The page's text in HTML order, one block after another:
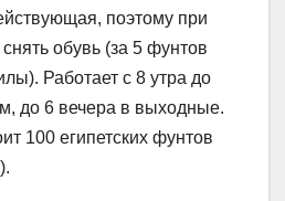
поэтому при
обувь (за 5 фунтов
Работает с 8 утра до
до 6 вечера в выходные.
100 египетских фунтов